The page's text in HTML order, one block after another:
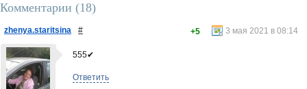
Комментарии (18)
zhenya.staritsina # 3 мая 2021 в 08:14
+5
555✔
Ответить